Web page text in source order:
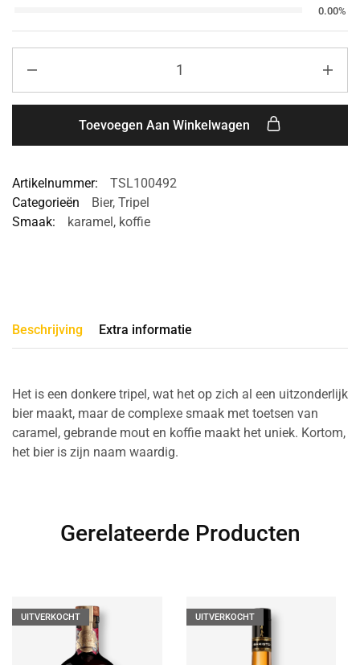
0.00%
Toevoegen Aan Winkelwagen
Artikelnummer:
TSL100492
Categorieën
Bier, Tripel
Smaak:
karamel, koffie
Beschrijving Extra informatie
Het is een donkere tripel, wat het op zich al een uitzonderlijk
bier maakt, maar de complexe smaak met toetsen van
caramel, gebrande mout en koffie maakt het uniek. Kortom,
het bier is zijn naam waardig.
Gerelateerde Producten
UITVERKOCHT UITVERKOCHT